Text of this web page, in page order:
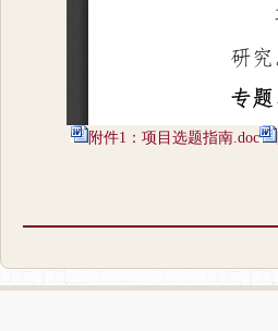
附件1：项目选题指南.doc